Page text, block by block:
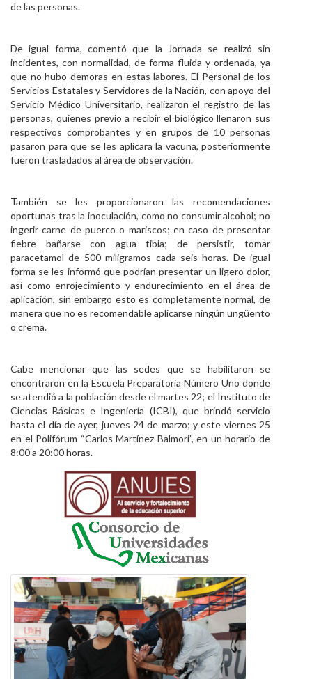
de las personas.
De igual forma, comentó que la Jornada se realizó sin
incidentes, con normalidad, de forma fluida y ordenada, ya
que no hubo demoras en estas labores. El Personal de los
Servicios Estatales y Servidores de la Nación, con apoyo del
Servicio Médico Universitario, realizaron el registro de las
personas, quienes previo a recibir el biológico llenaron sus
respectivos comprobantes y en grupos de 10 personas
pasaron para que se les aplicara la vacuna, posteriormente
fueron trasladados al área de observación.
También se les proporcionaron las recomendaciones
oportunas tras la inoculación, como no consumir alcohol; no
ingerir carne de puerco o mariscos; en caso de presentar
fiebre bañarse con agua tibia; de persistir, tomar
paracetamol de 500 miligramos cada seis horas. De igual
forma se les informó que podrían presentar un ligero dolor,
así como enrojecimiento y endurecimiento en el área de
aplicación, sin embargo esto es completamente normal, de
manera que no es recomendable aplicarse ningún ungüento
o crema.
Cabe mencionar que las sedes que se habilitaron se
encontraron en la Escuela Preparatoria Número Uno donde
se atendió a la población desde el martes 22; el Instituto de
Ciencias Básicas e Ingeniería (ICBI), que brindó servicio
hasta el día de ayer, jueves 24 de marzo; y este viernes 25
en el Polifórum “Carlos Martínez Balmori”, en un horario de
8:00 a 20:00 horas.